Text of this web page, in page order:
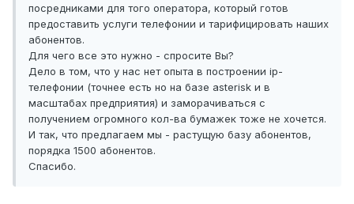
посредниками для того оператора, который готов
предоставить услуги телефонии и тарифицировать наших
абонентов.
Для чего все это нужно - спросите Вы?
Дело в том, что у нас нет опыта в построении ip-
телефонии (точнее есть но на базе asterisk и в
масштабах предприятия) и заморачиваться с
получением огромного кол-ва бумажек тоже не хочется.
И так, что предлагаем мы - растущую базу абонентов,
порядка 1500 абонентов.
Спасибо.